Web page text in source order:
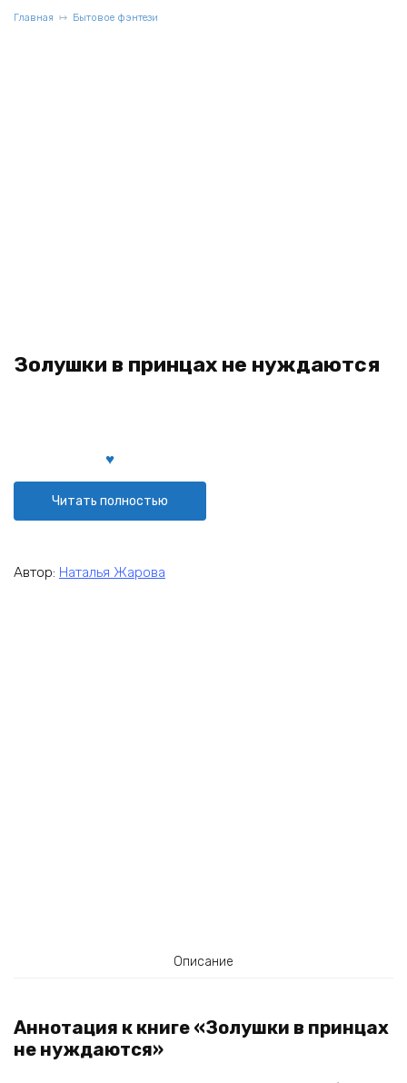
Главная Бытовое фэнтези
Золушки в принцах не нуждаются
Читать полностью
Автор: Наталья Жарова
Описание
Аннотация к книге «Золушки в принцах
не нуждаются»